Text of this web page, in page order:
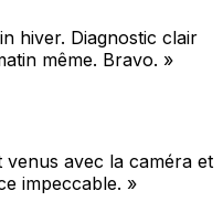
hiver. Diagnostic clair
même. Bravo. »
venus avec la caméra et
impeccable. »